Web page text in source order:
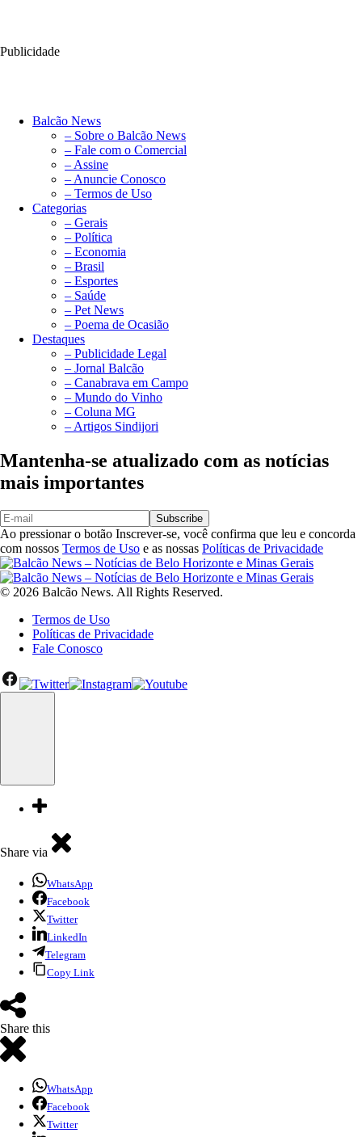
Publicidade
Balcão News
– Sobre o Balcão News
– Fale com o Comercial
– Assine
– Anuncie Conosco
– Termos de Uso
Categorias
– Gerais
– Política
– Economia
– Brasil
– Esportes
– Saúde
– Pet News
– Poema de Ocasião
Destaques
– Publicidade Legal
– Jornal Balcão
– Canabrava em Campo
– Mundo do Vinho
– Coluna MG
– Artigos Sindijori
Mantenha-se atualizado com as notícias
mais importantes
Subscribe
Ao pressionar o botão Inscrever-se, você confirma que leu e concorda
com nossos Termos de Uso e as nossas Políticas de Privacidade
© 2026 Balcão News. All Rights Reserved.
Termos de Uso
Políticas de Privacidade
Fale Conosco
Share via
WhatsApp
Facebook
Twitter
LinkedIn
Telegram
Copy Link
Share this
WhatsApp
Facebook
Twitter